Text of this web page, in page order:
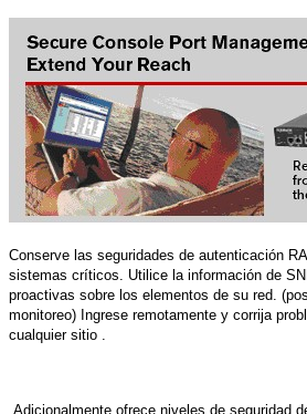
Conserve las seguridades de autenticación
sistemas críticos. Utilice la información de
proactivas sobre los elementos de su red.
monitoreo) Ingrese remotamente y corrija
cualquier sitio .
Adicionalmente ofrece niveles de seguridad